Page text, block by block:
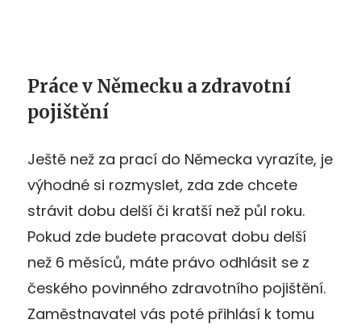
Práce v Německu a zdravotní
pojištění
Ještě než za prací do Německa vyrazíte, je
výhodné si rozmyslet, zda zde chcete
strávit dobu delší či kratší než půl roku.
Pokud zde budete pracovat dobu delší
než 6 měsíců, máte právo odhlásit se z
českého povinného zdravotního pojištění.
Zaměstnavatel vás poté přihlásí k tomu